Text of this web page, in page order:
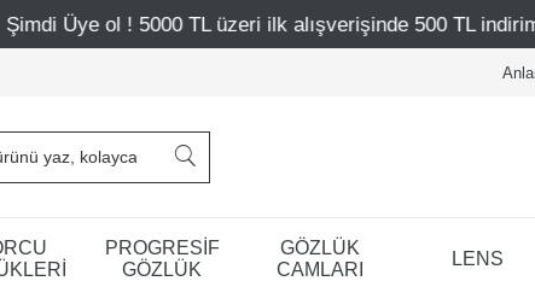
ol ! 5000 TL üzeri ilk alışverişinde 500 TL indirim
PROGRESİF
GÖZLÜK
GÖZLÜK
CAMLARI
LENS